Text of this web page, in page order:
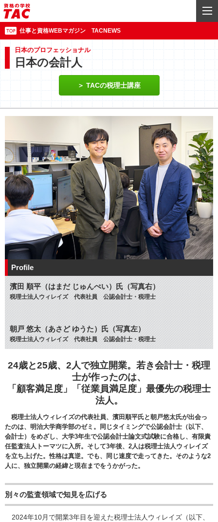
仕事と資格WEBマガジン TACNEWS
日本のプロフェッショナル
日本の会計人
TACの税理士講座
Profile
濱田 順平（はまだ じゅんぺい）氏（写真右）
税理士法人ウィレイズ 代表社員 公認会計士・税理士
朝戸 悠太（あさど ゆうた）氏（写真左）
税理士法人ウィレイズ 代表社員 公認会計士・税理士
24歳と25歳、2人で独立開業。若き会計士・税理
士が作ったのは、
「顧客満足度」「従業員満足度」最優先の税理士
法人。
税理士法人ウィレイズの代表社員、濱田順平氏と朝戸悠太氏が出会っ
たのは、明治大学商学部のゼミ。同じタイミングで公認会計士（以下、
会計士）をめざし、大学3年生で公認会計士論文式試験に合格し、有限責
任監査法人トーマツに入所。そして3年後、2人は税理士法人ウィレイズ
を立ち上げた。性格は真逆。でも、同じ速度で走ってきた。そのような2
人に、独立開業の経緯と現在までをうかがった。
別々の監査領域で知見を広げる
2024年10月で開業3年目を迎えた税理士法人ウィレイズ（以下、